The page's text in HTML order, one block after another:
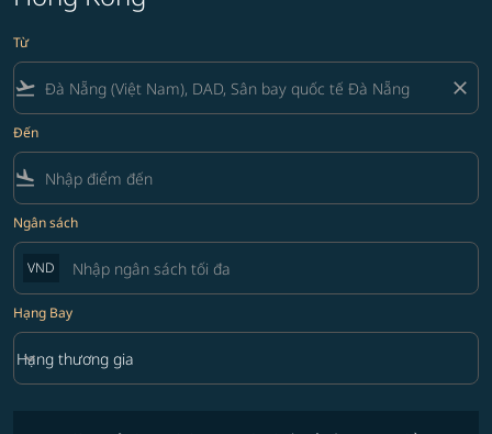
Từ
flight_takeoff close
Đến
flight_land
Ngân sách
VND
Hạng Bay
Hạng Bay option Hạng thương gia Selected
Hạng thương gia
keyboard_arrow_down